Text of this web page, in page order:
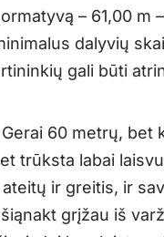
– 61,00 m
dalyvių
gali būti
60 metrų, bet
trūksta labai
ir greitis, ir
grįžau iš